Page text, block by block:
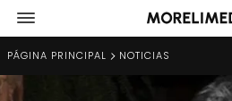
PÁGINA PRINCIPAL NOTICIAS